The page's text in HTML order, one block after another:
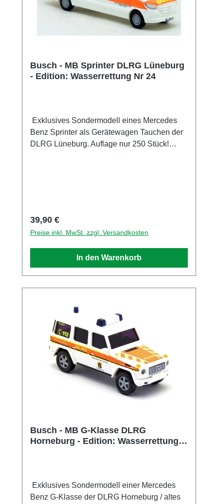
Busch - MB Sprinter DLRG Lüneburg
- Edition: Wasserrettung Nr 24
Exklusives Sondermodell eines Mercedes
Benz Sprinter als Gerätewagen Tauchen der
DLRG Lüneburg. Auflage nur 250 Stück!
KG Adresse Heidelberger Str. 26, Viernheim,
Hessen, 68519, DE E-Mail info@busch-
model.com Telefon 06204-600710
Regulärer Preis:
39,90 €
Preise inkl. MwSt. zzgl. Versandkosten
In den Warenkorb
Busch - MB G-Klasse DLRG
Horneburg - Edition: Wasserrettung
Exklusives Sondermodell einer Mercedes
Benz G-Klasse der DLRG Horneburg / altes